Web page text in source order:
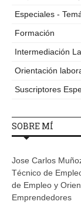
Especiales -
Formación
Intermediación
Orientación
Suscriptores
SOBRE MÍ
Jose Carlos
Técnico de
de Empleo y
Emprendedores